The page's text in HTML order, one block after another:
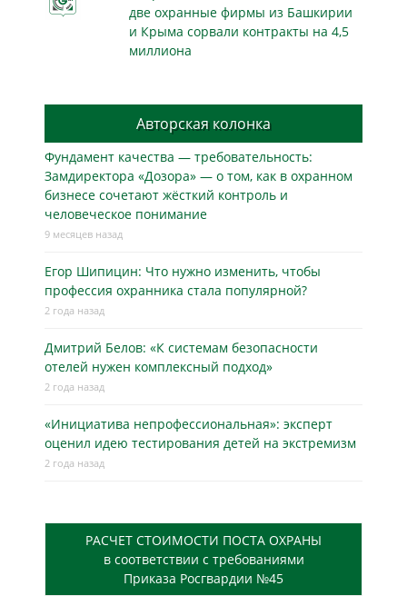
две охранные фирмы из Башкирии
и Крыма сорвали контракты на 4,5
миллиона
Авторская колонка
Фундамент качества — требовательность:
Замдиректора «Дозора» — о том, как в охранном
бизнесe сочетают жёсткий контроль и
человеческое понимание
9 месяцев назад
Егор Шипицин: Что нужно изменить, чтобы
профессия охранника стала популярной?
2 года назад
Дмитрий Белов: «К системам безопасности
отелей нужен комплексный подход»
2 года назад
«Инициатива непрофессиональная»: эксперт
оценил идею тестирования детей на экстремизм
2 года назад
РАСЧЕТ СТОИМОСТИ ПОСТА ОХРАНЫ
в соответствии с требованиями
Приказа Росгвардии №45